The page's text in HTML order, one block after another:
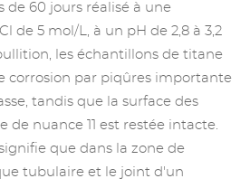
de 60 jours réalisé à une
de 5 mol/L, à un pH de 2,8 à 3,2
les échantillons de titane
corrosion par piqûres importante
tandis que la surface des
de nuance 11 est restée intacte.
que dans la zone de
tubulaire et le joint d'un